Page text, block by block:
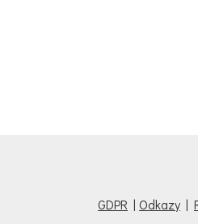
GDPR | Odkazy |